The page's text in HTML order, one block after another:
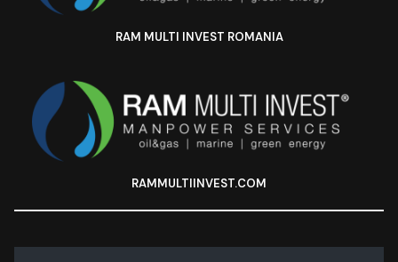
RAM MULTI INVEST ROMANIA
RAMMULTIINVEST.COM